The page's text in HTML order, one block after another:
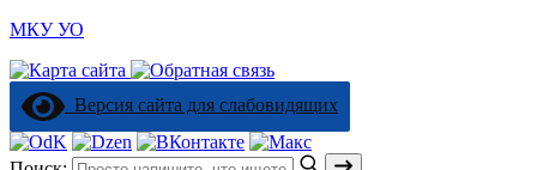
МКУ УО
Версия сайта для слабовидящих